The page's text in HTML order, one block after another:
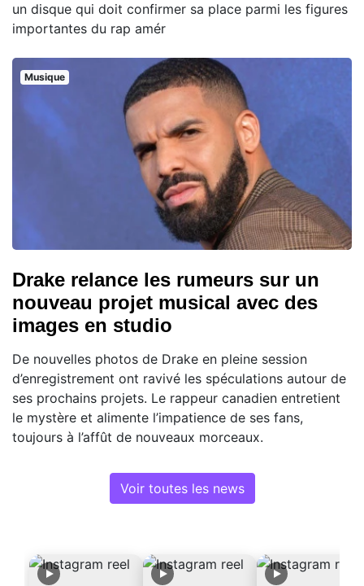
un disque qui doit confirmer sa place parmi les figures
importantes du rap amér
Musique
Drake relance les rumeurs sur un
nouveau projet musical avec des
images en studio
De nouvelles photos de Drake en pleine session
d’enregistrement ont ravivé les spéculations autour de
ses prochains projets. Le rappeur canadien entretient
le mystère et alimente l’impatience de ses fans,
toujours à l’affût de nouveaux morceaux.
Voir toutes les news